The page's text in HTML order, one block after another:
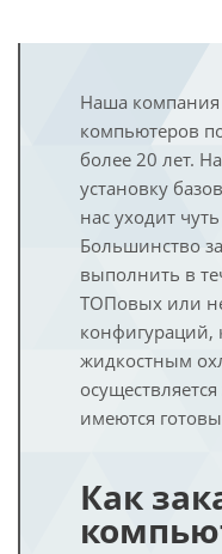
Наша компания
компьютеров
более 20 лет.
установку
нас уходит
Большинство
выполнить в
ТОПовых или
конфигураций,
жидкостным
имеются
Как